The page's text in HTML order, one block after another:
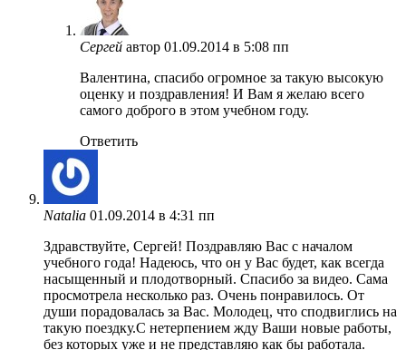
Сергей автор 01.09.2014 в 5:08 пп
Валентина, спасибо огромное за такую высокую
оценку и поздравления! И Вам я желаю всего
самого доброго в этом учебном году.
Ответить
Natalia 01.09.2014 в 4:31 пп
Здравствуйте, Сергей! Поздравляю Вас с началом
учебного года! Надеюсь, что он у Вас будет, как всегда
насыщенный и плодотворный. Спасибо за видео. Сама
просмотрела несколько раз. Очень понравилось. От
души порадовалась за Вас. Молодец, что сподвиглись на
такую поездку.С нетерпением жду Ваши новые работы,
без которых уже и не представляю как бы работала.